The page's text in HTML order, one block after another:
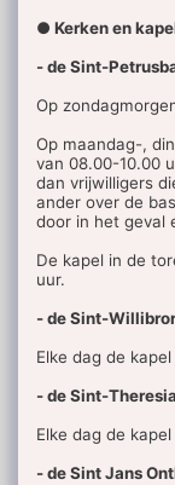
● Kerken en
- de Sint-
Op
Op maandag-,
van 08.00-10.00
dan vrijwilligers
ander over de
door in het geval
De kapel in de
uur.
- de Sint-
Elke dag de
- de Sint-
Elke dag de
- de Sint Jans